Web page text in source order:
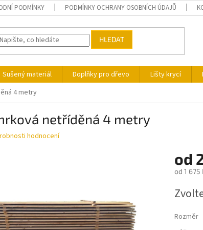
PODMÍNKY PODMÍNKY OCHRANY OSOBNÍCH ÚDAJŮ
HLEDAT
Sušený materiál Doplňky pro dřevo Lišty krycí
4 metry
netříděná 4 metry
hodnocení
od
od 1 675
cena:
Rozměr